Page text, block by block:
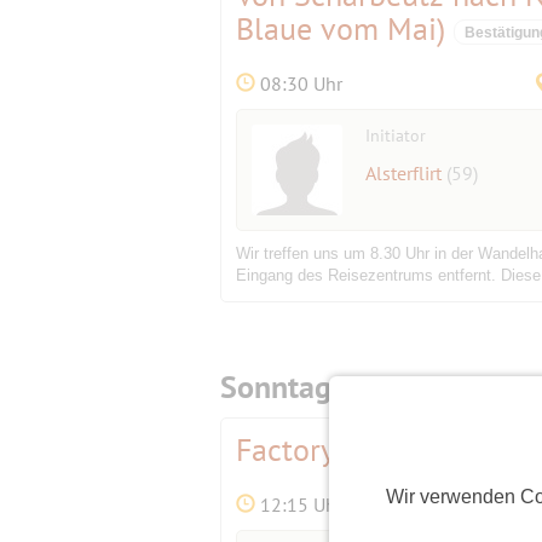
Wir verwenden
Blaue vom Mai)
08:30 Uhr
Initiator
Alsterflirt (59)
Wir treffen uns um 8.30 Uhr in der
Eingang des Reisezentrums entfernt.
Sonntag,24.08.2025
Factory Hasselbrook
12:15 Uhr